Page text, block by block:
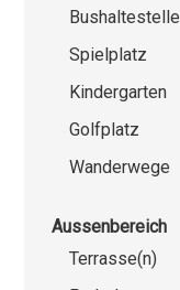
Bushaltestelle
Spielplatz
Kindergarten
Golfplatz
Wanderwege
Aussenbereich
Terrasse(n)